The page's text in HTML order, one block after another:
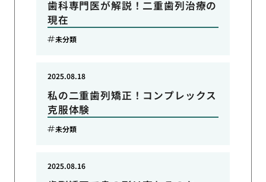
歯科専門医が解説！二重歯列治療の
現在
未分類
私の二重歯列矯正！コンプレックス
克服体験
2025.08.18
未分類
2025.08.16